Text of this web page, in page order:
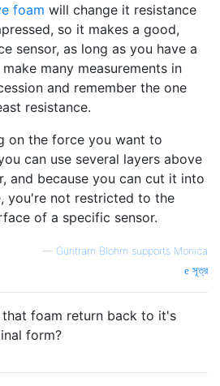
foam will change it resistance
so it makes a good,
sensor, as long as you have a
many measurements in
and remember the one
resistance.
on the force you want to
can use several layers above
and because you can cut it into
you're not restricted to the
of a specific sensor.
— Guntram Blohm supports Monica
সূত্র
that foam return back to it's
form?